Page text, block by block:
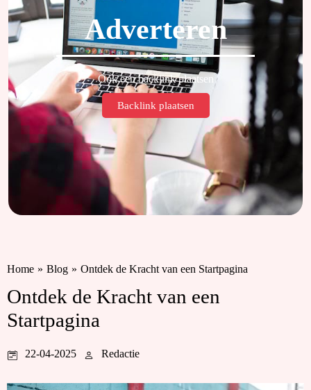
Adverteren
Ook een backlink plaatsen
Backlink plaatsen
Home » Blog » Ontdek de Kracht van een Startpagina
Ontdek de Kracht van een
Startpagina
22-04-2025 Redactie